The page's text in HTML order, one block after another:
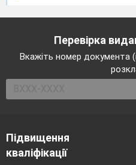
2.3.6 В чому
2.4
1. Назвіть
4. Яку роль
Перевірка
Вкажіть номер документа
Підвищення
кваліфікації